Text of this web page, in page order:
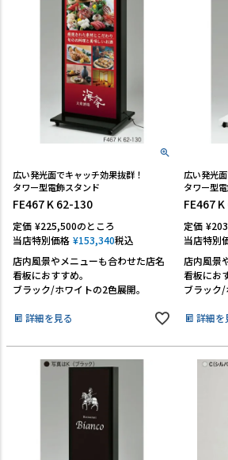
広い発光面でキャッチ効果抜群！
タワー型電飾スタンド
FE467 K 62-130
定価 ¥225,500のところ
当店特別価格 ¥153,340税込
店内風景やメニューも合わせた店名
看板におすすめ。
ブラック/ホワイトの2色展開。
詳細を見る
広い発光
タワー型
FE467
定価 ¥
当店特別
店内風景
看板にお
ブラック
詳細を